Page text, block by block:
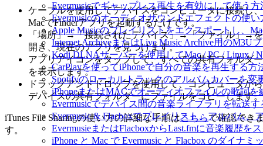
Evermusicでギャップレス再生を有効にして使う方
Evermusicのオーディオサウンドエフェクトの使
Apple Musicのプレイリストをエクスポートし、
Internet ArchiveまたはLive Music Archive用のM3U
Kodi DLNAサーバーを使用してMac / PC / Linux /
CarPlayを使ってiPhoneで自分の音楽を再生する方
Spotifyのローカルトラックのアルバムカバーを
iPhoneまたはMACでオーディオファイルの歌詞を
Evermusicでデバイス間の音楽ライブラリを転送
Evermusic & Flacboxでプレイリスト、アルバム
EvermusieまたはFlacboxからLast.fmに音楽履歴を
iPhone と Mac で Evermusic と Flacbox のダイナ
ケーブルを使用してデバイスをコンピュータに接続し、
MacでFinderアプリを起動するだけです。
「場所」→「接続されたデバイス」→「ファイル」→を
開き、現在のアプリを見つけます。
アプリアイコンをタップして、すべての共有フォルダー
を表示します。
ドラッグアンドドロップを使用して、コンピュータから
デバイスの共有フォルダーにファイルをコピーします。
iTunes File Sharingの使い方の詳細な手順はこちらで確認でき
す。